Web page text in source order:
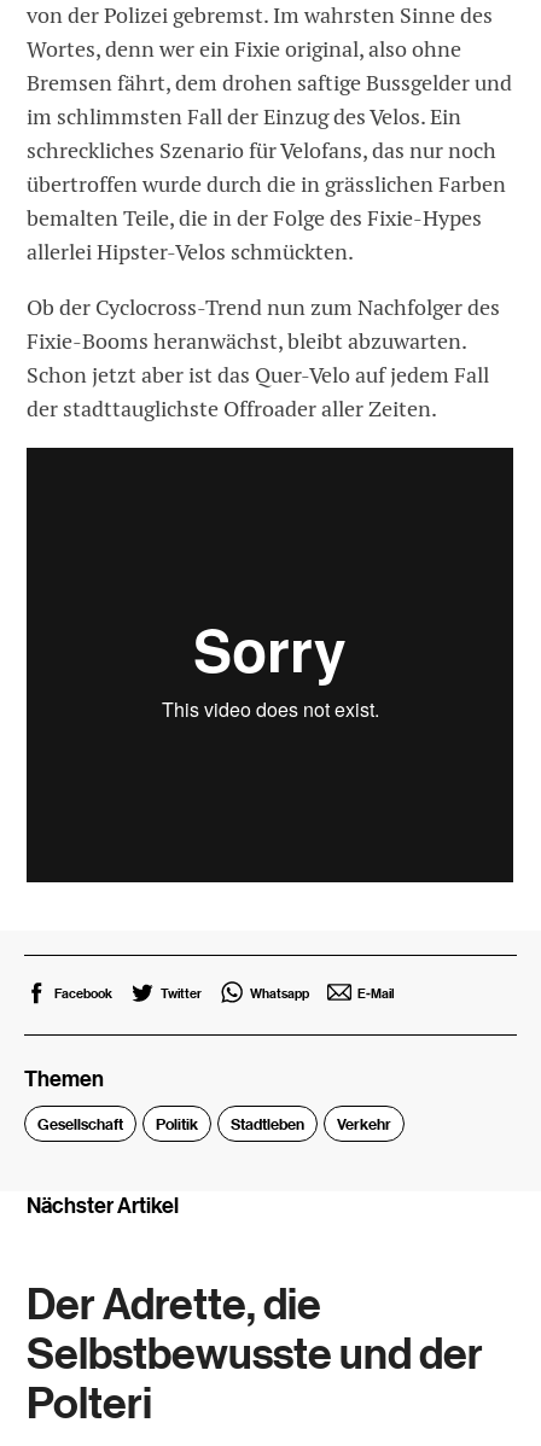
von der Polizei gebremst. Im wahrsten Sinne des
Wortes, denn wer ein Fixie original, also ohne
Bremsen fährt, dem drohen saftige Bussgelder und
im schlimmsten Fall der Einzug des Velos. Ein
schreckliches Szenario für Velofans, das nur noch
übertroffen wurde durch die in grässlichen Farben
bemalten Teile, die in der Folge des Fixie-Hypes
allerlei Hipster-Velos schmückten.
Ob der Cyclocross-Trend nun zum Nachfolger des
Fixie-Booms heranwächst, bleibt abzuwarten.
Schon jetzt aber ist das Quer-Velo auf jedem Fall
der stadttauglichste Offroader aller Zeiten.
Facebook Twitter Whatsapp E-Mail
Themen
Gesellschaft Politik Stadtleben Verkehr
Nächster Artikel
Der Adrette, die
Selbstbewusste und der
Polteri